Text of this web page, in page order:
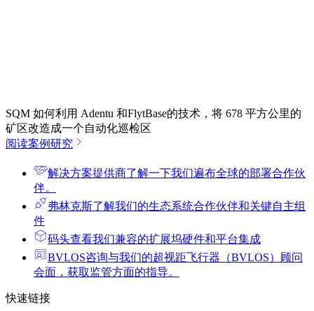
SQM 如何利用 Adentu 和FlytBase的技术，将 678 平方公里的
矿区改造成一个自动化巡检区
阅读案例研究
解决方案提供商了解一下我们遍布全球的部署合作伙
伴。
弗林克斯了解我们的生态系统合作伙伴和关键自主组
件
码头查看我们兼容的扩展坞硬件和平台集成
BVLOS咨询与我们的超视距飞行器（BVLOS）顾问
会面，获取监管方面的指导。
快速链接